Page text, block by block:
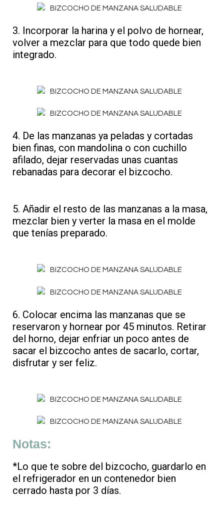
3. Incorporar la harina y el polvo de hornear,
volver a mezclar para que todo quede bien
integrado.
4. De las manzanas ya peladas y cortadas
bien finas, con mandolina o con cuchillo
afilado, dejar reservadas unas cuantas
rebanadas para decorar el bizcocho.
5. Añadir el resto de las manzanas a la masa,
mezclar bien y verter la masa en el molde
que tenías preparado.
6. Colocar encima las manzanas que se
reservaron y hornear por 45 minutos. Retirar
del horno, dejar enfriar un poco antes de
sacar el bizcocho antes de sacarlo, cortar,
disfrutar y ser feliz.
Notas:
*Lo que te sobre del bizcocho, guardarlo en
el refrigerador en un contenedor bien
cerrado hasta por 3 días.